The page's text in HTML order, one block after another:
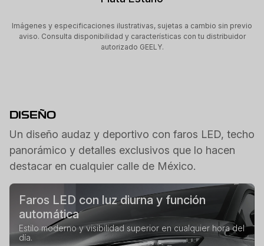
Imágenes y especificaciones ilustrativas, sujetas a cambio sin previo
aviso. Consulta disponibilidad y características con tu distribuidor
autorizado GEELY.
DISEÑO
Un diseño audaz y deportivo con faros LED, techo
panorámico y detalles exclusivos que lo hacen
destacar en cualquier calle de México.
Faros LED con luz diurna y función
automática
Estilo moderno y visibilidad superior en cualquier hora del
día.